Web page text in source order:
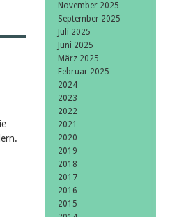
November 2025
September 2025
Juli 2025
Juni 2025
März 2025
Februar 2025
2024
2023
2022
2021
2020
2019
2018
2017
2016
2015